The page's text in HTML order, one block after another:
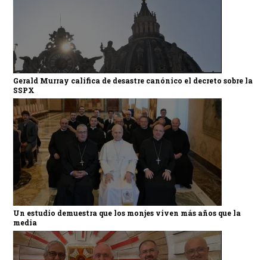
Gerald Murray califica de desastre canónico el decreto sobre la
SSPX
Un estudio demuestra que los monjes viven más años que la
media